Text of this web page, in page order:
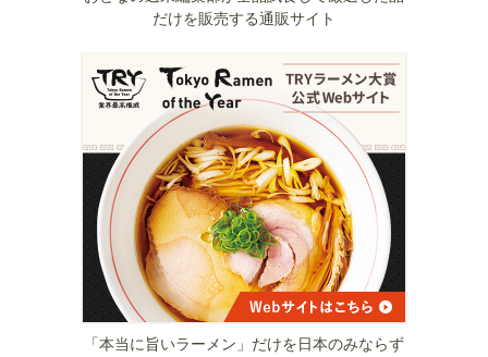
だけを販売する通販サイト
「本当に旨いラーメン」だけを日本のみならず